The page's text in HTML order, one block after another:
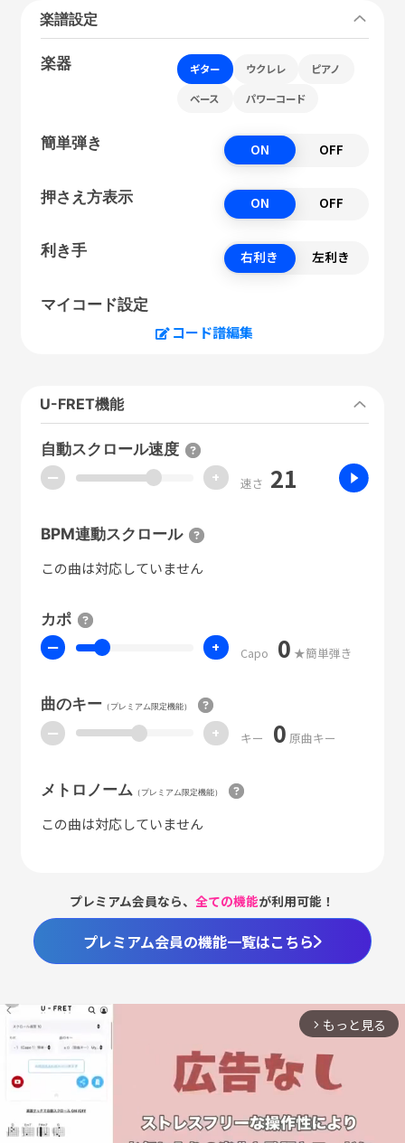
楽譜設定
楽器 ギター ウクレレ ピアノ
ベース パワーコード
簡単弾き ON OFF
押さえ方表示 ON OFF
利き手 右利き 左利き
マイコード設定
コード譜編集
U-FRET機能
自動スクロール速度
ー + 速さ 21
BPM連動スクロール
この曲は対応していません
カポ
ー + Capo 0 ★簡単弾き
曲のキー（プレミアム限定機能）
ー + キー 0 原曲キー
メトロノーム （プレミアム限定機能）
この曲は対応していません
プレミアム会員なら、全ての機能が利用可能！
プレミアム会員の機能一覧はこちら
arrow_forward_ios もっと見る